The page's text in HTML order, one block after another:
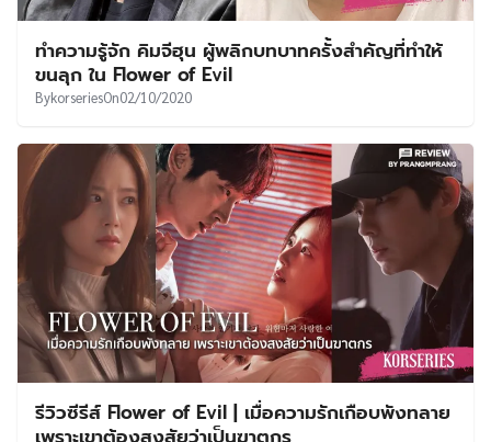
ทำความรู้จัก คิมจีฮุน ผู้พลิกบทบาทครั้งสำคัญที่ทำให้
ขนลุก ใน Flower of Evil
BykorseriesOn02/10/2020
รีวิวซีรีส์ Flower of Evil | เมื่อความรักเกือบพังทลาย